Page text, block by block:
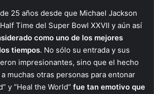
25 años desde que Michael Jackson
Time del Super Bowl XXVII y aún así
como uno de los mejores
tiempos. No sólo su entrada y sus
impresionantes, sino que el hecho
muchas otras personas para entonar
y “Heal the World” fue tan emotivo que